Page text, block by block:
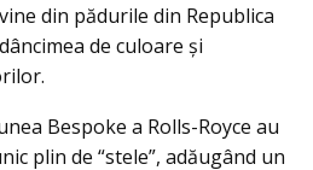
din pădurile din Republica
de culoare și
Bespoke a Rolls-Royce au
plin de “stele”, adăugând un